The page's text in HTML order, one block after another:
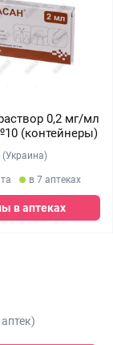
0,2 мг/мл
(контейнеры)
в 7 аптеках
в аптеках